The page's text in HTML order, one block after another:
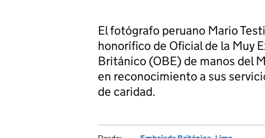
El fotógrafo peruano Mario
honorífico de Oficial de la Muy
Británico (OBE) de manos del
en reconocimiento a sus
de caridad.